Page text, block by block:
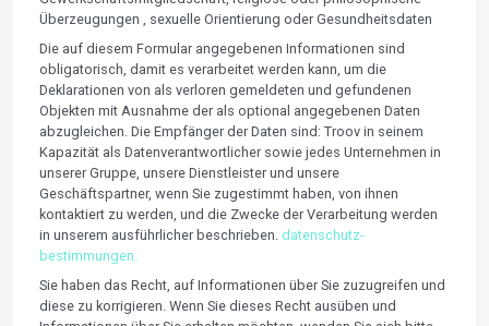
Überzeugungen , sexuelle Orientierung oder Gesundheitsdaten
Die auf diesem Formular angegebenen Informationen sind
obligatorisch, damit es verarbeitet werden kann, um die
Deklarationen von als verloren gemeldeten und gefundenen
Objekten mit Ausnahme der als optional angegebenen Daten
abzugleichen. Die Empfänger der Daten sind: Troov in seinem
Kapazität als Datenverantwortlicher sowie jedes Unternehmen in
unserer Gruppe, unsere Dienstleister und unsere
Geschäftspartner, wenn Sie zugestimmt haben, von ihnen
kontaktiert zu werden, und die Zwecke der Verarbeitung werden
in unserem ausführlicher beschrieben. datenschutz-
bestimmungen.
Sie haben das Recht, auf Informationen über Sie zuzugreifen und
diese zu korrigieren. Wenn Sie dieses Recht ausüben und